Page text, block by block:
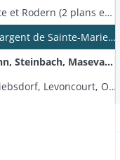
Mines de houille: de Saint-Hippolyte et Rodern (2 plans en 1810, plan et coupe en 1853-1854)(1800-1865); de Bourbach-le-Bas, Bourbach-le-Haut, Wegscheid, Kirchberg, Niederbruck, Sickert, Masevaux et Sentheim (1816-1817); de Cornol (1813)
Mines de houille, plomb, cuivre et argent de Sainte-Marie-aux-Mines et de Sainte-Croix-aux-Mines (plan en 1804, 2 plans en 1810, plan vers 1870) (1803-1870); mine de plomb argentifère de Rodern, Rorschwihr, Saint-Hippolyte et Orschwiller (plan en 1853) (1853-1864)
puis à son successeur le duc de Broglie; litige avec les maîtres de forges Stehelin et Hueber de Willer-sur-Thur et Bitschwiller-lès Thann
Mines de fer de Winkel, Ligsdorf, Liebsdorf, Levoncourt, Oberlarg, Courtavon et Bouxwiller concédées au maître de forges Paravicini de Lucelle (plan de toutes ces mines, sauf Bouxwiller, en 1829; plan de la mine de Winkel en 1835, en 1844 et en 1846) (1828-1854); de Bethoncourt concédées aux propriétaires des forges d'Audincourt (1812); des arrondissements de Delémont et Porrentruy concédées aux maîtres de forges de Bellefontaine, Corendlin et Undervilliers (plan en 1806, 2 plans en 1811) (1802-1813)